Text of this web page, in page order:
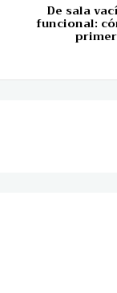
De sala
funcional: